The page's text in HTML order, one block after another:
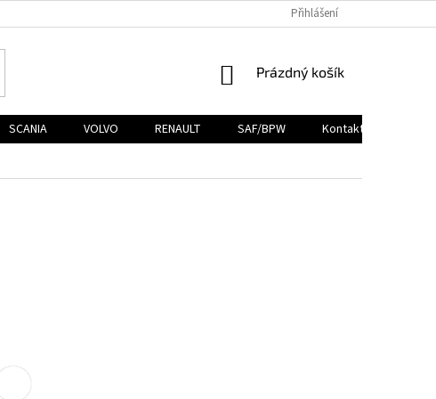
Přihlášení
NÁKUPNÍ
Prázdný košík
SCANIA VOLVO RENAULT SAF/BPW
Kontakty